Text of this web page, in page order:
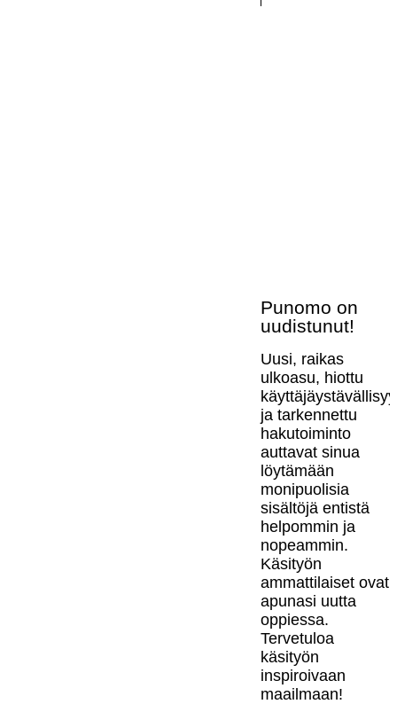
Punomo on
uudistunut!
Uusi, raikas
ulkoasu, hiottu
ja tarkennettu
hakutoiminto
auttavat sinua
löytämään
monipuolisia
sisältöjä entistä
helpommin ja
nopeammin.
Käsityön
ammattilaiset ovat
apunasi uutta
oppiessa.
Tervetuloa
käsityön
inspiroivaan
maailmaan!